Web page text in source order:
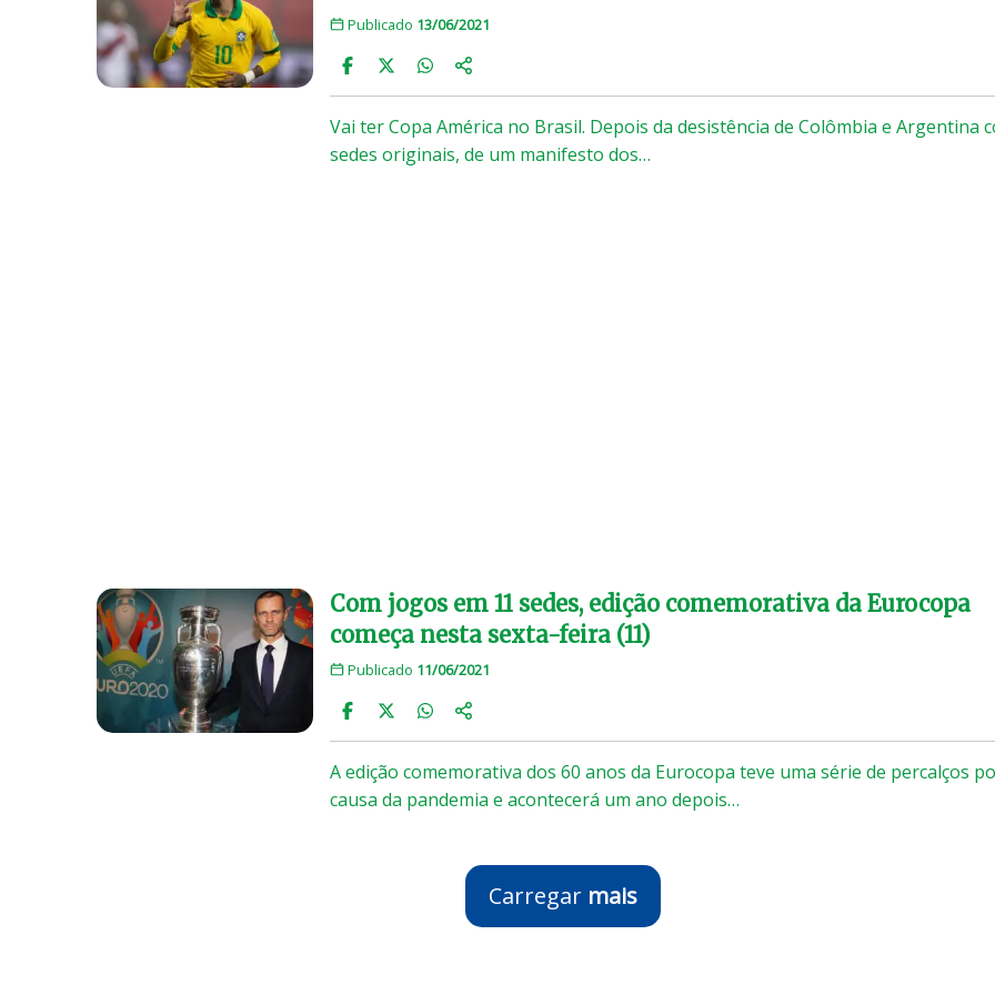
Publicado 13/06/2021
Vai ter Copa América no Brasil. Depois da desistência de Colômbia e Argentina
sedes originais, de um manifesto dos…
Com jogos em 11 sedes, edição comemorativa da Eurocopa
começa nesta sexta-feira (11)
Publicado 11/06/2021
A edição comemorativa dos 60 anos da Eurocopa teve uma série de percalços
causa da pandemia e acontecerá um ano depois…
Carregar mais